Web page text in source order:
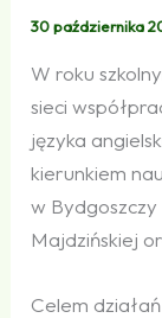
30 października
W roku
sieci
języka
kierunkiem
w Bydgoszczy
Majdzińskiej
Celem